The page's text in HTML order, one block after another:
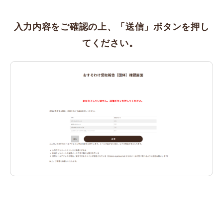
入力内容をご確認の上、「送信」ボタンを押し
てください。